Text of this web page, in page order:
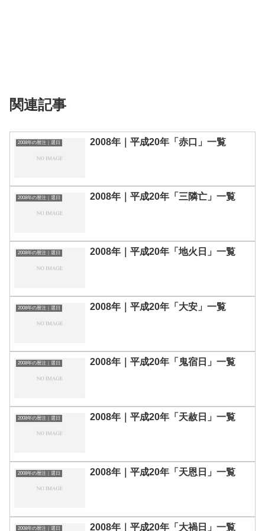
関連記事
2008年の暦注｜選日 2008年｜平成20年「赤口」一覧
2008年の暦注｜選日 2008年｜平成20年「三隣亡」一覧
2008年の暦注｜選日 2008年｜平成20年「地火日」一覧
2008年の暦注｜選日 2008年｜平成20年「大安」一覧
2008年の暦注｜選日 2008年｜平成20年「鬼宿日」一覧
2008年の暦注｜選日 2008年｜平成20年「天赦日」一覧
2008年の暦注｜選日 2008年｜平成20年「天恩日」一覧
2008年の暦注｜選日 2008年｜平成20年「大禍日」一覧